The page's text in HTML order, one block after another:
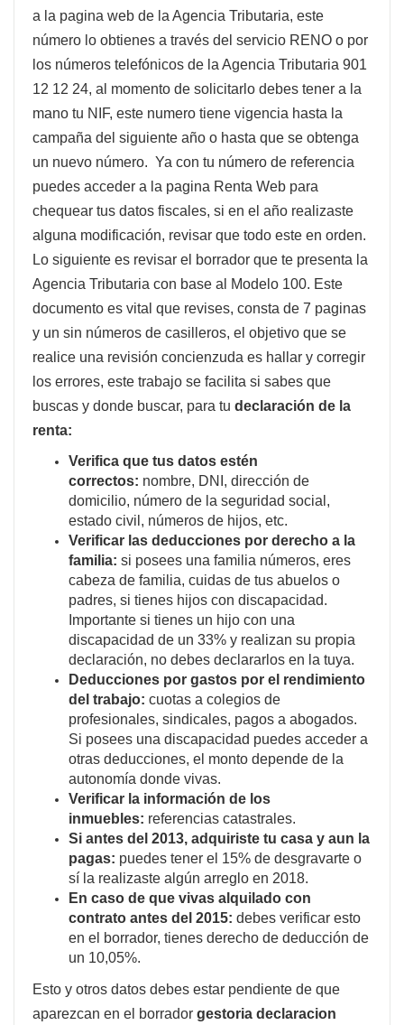
a la pagina web de la Agencia Tributaria, este
número lo obtienes a través del servicio RENO o por
los números telefónicos de la Agencia Tributaria 901
12 12 24, al momento de solicitarlo debes tener a la
mano tu NIF, este numero tiene vigencia hasta la
campaña del siguiente año o hasta que se obtenga
un nuevo número. Ya con tu número de referencia
puedes acceder a la pagina Renta Web para
chequear tus datos fiscales, si en el año realizaste
alguna modificación, revisar que todo este en orden.
Lo siguiente es revisar el borrador que te presenta la
Agencia Tributaria con base al Modelo 100. Este
documento es vital que revises, consta de 7 paginas
y un sin números de casilleros, el objetivo que se
realice una revisión concienzuda es hallar y corregir
los errores, este trabajo se facilita si sabes que
buscas y donde buscar, para tu declaración de la
renta:
Verifica que tus datos estén
correctos: nombre, DNI, dirección de
domicilio, número de la seguridad social,
estado civil, números de hijos, etc.
Verificar las deducciones por derecho a la
familia: si posees una familia números, eres
cabeza de familia, cuidas de tus abuelos o
padres, si tienes hijos con discapacidad.
Importante si tienes un hijo con una
discapacidad de un 33% y realizan su propia
declaración, no debes declararlos en la tuya.
Deducciones por gastos por el rendimiento
del trabajo: cuotas a colegios de
profesionales, sindicales, pagos a abogados.
Si posees una discapacidad puedes acceder a
otras deducciones, el monto depende de la
autonomía donde vivas.
Verificar la información de los
inmuebles: referencias catastrales.
Si antes del 2013, adquiriste tu casa y aun la
pagas: puedes tener el 15% de desgravarte o
sí la realizaste algún arreglo en 2018.
En caso de que vivas alquilado con
contrato antes del 2015: debes verificar esto
en el borrador, tienes derecho de deducción de
un 10,05%.
Esto y otros datos debes estar pendiente de que
aparezcan en el borrador gestoria declaracion